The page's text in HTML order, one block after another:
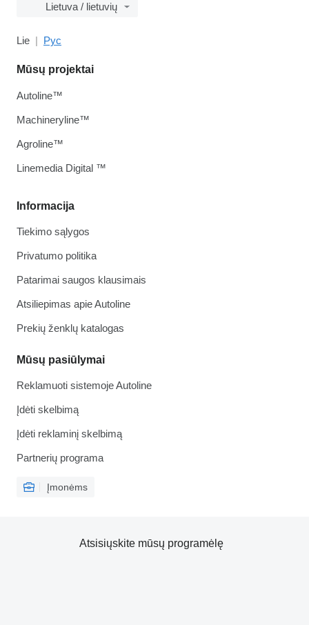
Lietuva / lietuvių
Lie Рус
Informacija
Tiekimo sąlygos
Privatumo politika
Patarimai saugos klausimais
Atsiliepimas apie Autoline
Prekių ženklų katalogas
Mūsų pasiūlymai
Reklamuoti sistemoje Autoline
Įdėti skelbimą
Įdėti reklaminį skelbimą
Partnerių programa
Įmonėms
Mūsų projektai
Autoline™
Machineryline™
Agroline™
Linemedia Digital ™
Atsisiųskite mūsų programėlę